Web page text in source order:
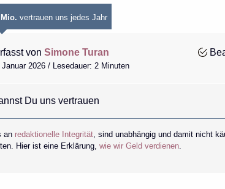
vertrauen uns jedes Jahr
von Simone Turan
Januar 2026 / Lesedauer: 2 Minuten
Du uns vertrauen
an redaktionelle Integrität, sind unabhängig und damit nicht
Hier ist eine Erklärung, wie wir Geld verdienen.